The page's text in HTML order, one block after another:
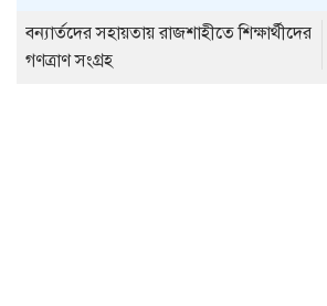
বন্যার্তদের সহায়তায় রাজশাহীতে শিক্ষার্থীদের
গণত্রাণ সংগ্রহ